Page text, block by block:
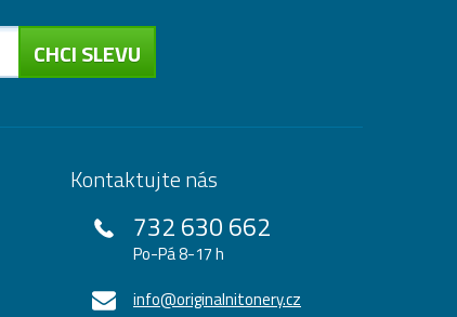
CHCI SLEVU
Kontaktujte nás
732 630 662
Po-Pá 8-17 h
info@originalnitonery.cz